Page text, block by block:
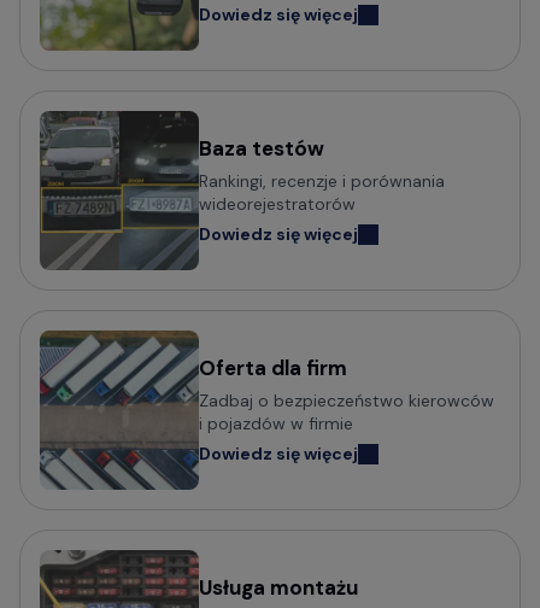
Dowiedz się więcej
Baza testów
Rankingi, recenzje i porównania
wideorejestratorów
Dowiedz się więcej
Oferta dla firm
Zadbaj o bezpieczeństwo kierowców
i pojazdów w firmie
Dowiedz się więcej
Usługa montażu